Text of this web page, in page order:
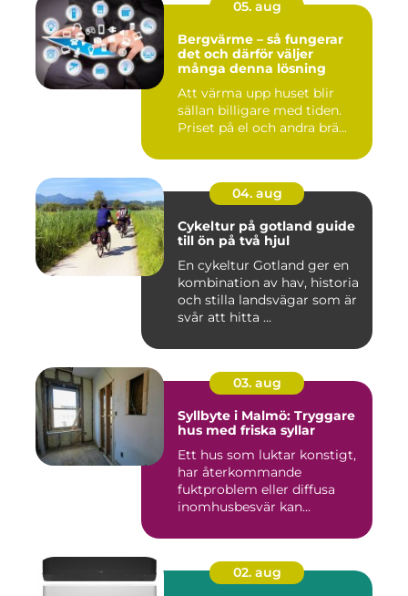
05. aug
Bergvärme – så fungerar
det och därför väljer
många denna lösning
Att värma upp huset blir
sällan billigare med tiden.
Priset på el och andra brä...
04. aug
Cykeltur på gotland guide
till ön på två hjul
En cykeltur Gotland ger en
kombination av hav, historia
och stilla landsvägar som är
svår att hitta ...
03. aug
Syllbyte i Malmö: Tryggare
hus med friska syllar
Ett hus som luktar konstigt,
har återkommande
fuktproblem eller diffusa
inomhusbesvär kan...
02. aug